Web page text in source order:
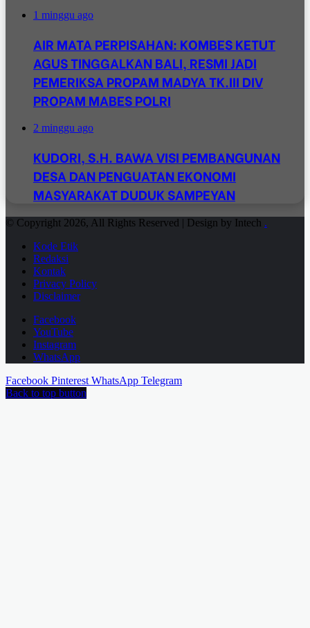
1 minggu ago
AIR MATA PERPISAHAN: KOMBES KETUT
AGUS TINGGALKAN BALI, RESMI JADI
PEMERIKSA PROPAM MADYA TK.III DIV
PROPAM MABES POLRI
2 minggu ago
KUDORI, S.H. BAWA VISI PEMBANGUNAN
DESA DAN PENGUATAN EKONOMI
MASYARAKAT DUDUK SAMPEYAN
© Copyright 2026, All Rights Reserved | Design by Intech .
Kode Etik
Redaksi
Kontak
Privacy Policy
Disclaimer
Facebook
YouTube
Instagram
WhatsApp
Facebook Pinterest WhatsApp Telegram
Back to top button